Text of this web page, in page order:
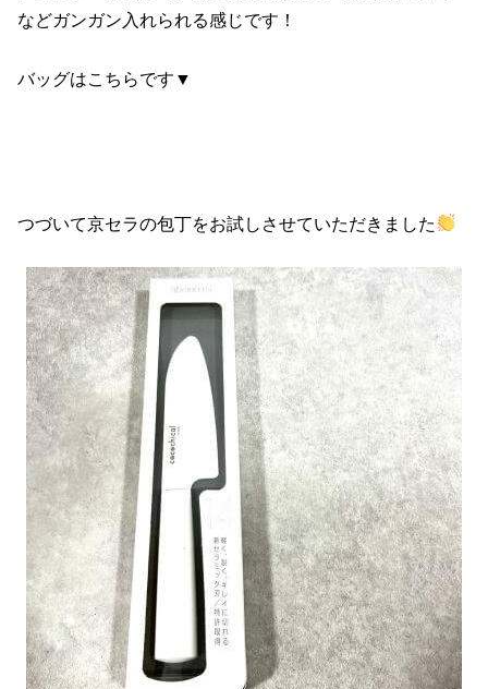
などガンガン入れられる感じです！
バッグはこちらです▼
つづいて京セラの包丁をお試しさせていただきました